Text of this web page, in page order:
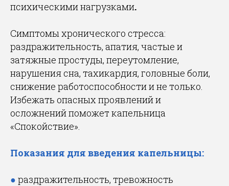
психическими нагрузками.
Симптомы хронического стресса:
раздражительность, апатия, частые и
затяжные простуды, переутомление,
нарушения сна, тахикардия, головные боли,
снижение работоспособности и не только.
Избежать опасных проявлений и
осложнений поможет капельница
«Спокойствие».
Показания для введения капельницы:
● раздражительность, тревожность